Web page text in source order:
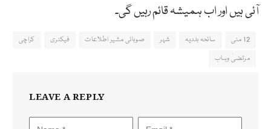
آئی ہیں اور اب ہمیشہ قائم رہیں گی۔
12 مئی سانحہ بلدیہ شہر صوبائی مشیر اطلاعات فیکٹری
کراچی
مرتضیٰ وہاب
LEAVE A REPLY